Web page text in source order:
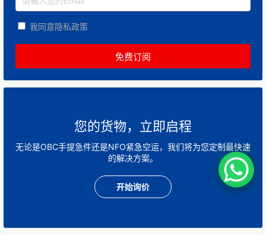
我同意隐私政策
您的货物，立即启程
无论是OBC手提急件还是NFO紧急空运，我们将为您定制最快速
的解决方案。
开始询价